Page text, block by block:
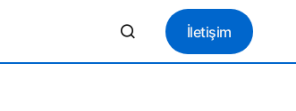
İletişim